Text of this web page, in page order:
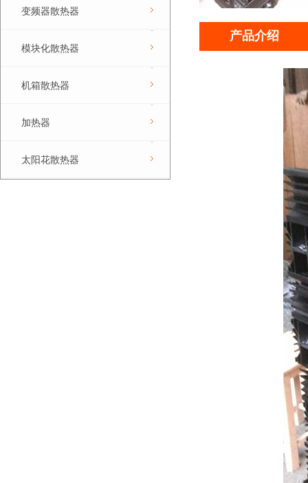
变频器散热器
模块化散热器
机箱散热器
加热器
太阳花散热器
产品介绍